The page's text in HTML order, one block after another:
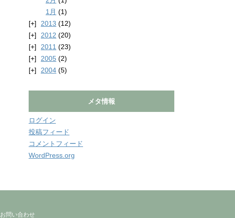
1月 (1)
2013 (12)
2012 (20)
2011 (23)
2005 (2)
2004 (5)
メタ情報
ログイン
投稿フィード
コメントフィード
WordPress.org
お問い合わせ